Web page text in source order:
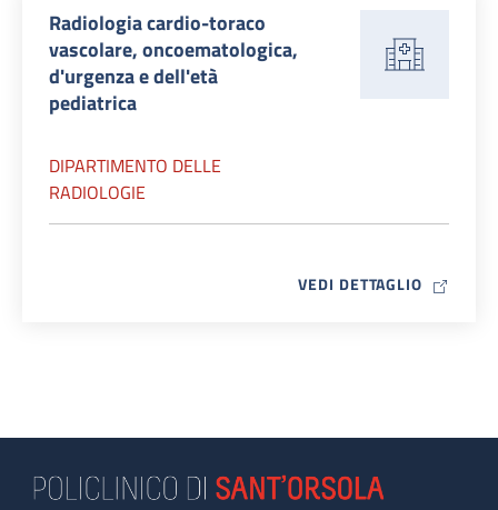
Radiologia cardio-toraco
vascolare, oncoematologica,
d'urgenza e dell'età
pediatrica
DIPARTIMENTO DELLE
RADIOLOGIE
VEDI DETTAGLIO MAP ICON